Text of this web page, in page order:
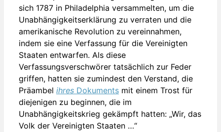
sich 1787 in Philadelphia versammelten, um die
Unabhängigkeitserklärung zu verraten und die
amerikanische Revolution zu vereinnahmen,
indem sie eine Verfassung für die Vereinigten
Staaten entwarfen. Als diese
Verfassungsverschwörer tatsächlich zur Feder
griffen, hatten sie zumindest den Verstand, die
Präambel ihres Dokuments mit einem Trost für
diejenigen zu beginnen, die im
Unabhängigkeitskrieg gekämpft hatten: „Wir, das
Volk der Vereinigten Staaten …“